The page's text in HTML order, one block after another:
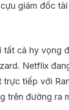
giám đốc tài
tất cả hy vọng
Netflix
tiếp với
trên đường ra